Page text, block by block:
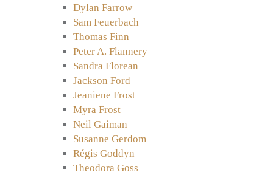
Dylan Farrow
Sam Feuerbach
Thomas Finn
Peter A. Flannery
Sandra Florean
Jackson Ford
Jeaniene Frost
Myra Frost
Neil Gaiman
Susanne Gerdom
Régis Goddyn
Theodora Goss